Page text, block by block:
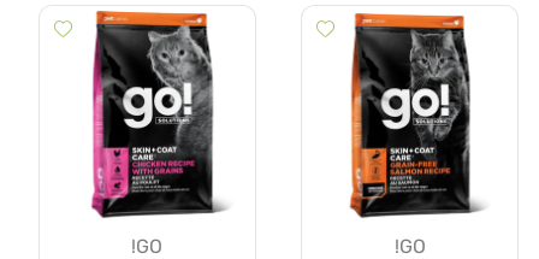
Add wishlist
GO!
wishlist
GO!